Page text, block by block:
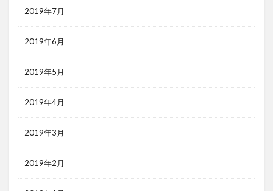
2019年7月
2019年6月
2019年5月
2019年4月
2019年3月
2019年2月